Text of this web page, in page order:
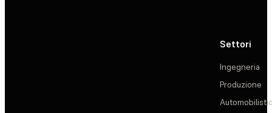
Settori
Ingegneria
Produzione